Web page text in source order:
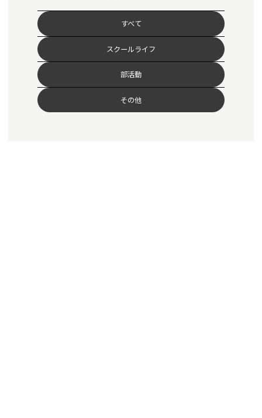
すべて
スクールライフ
部活動
その他